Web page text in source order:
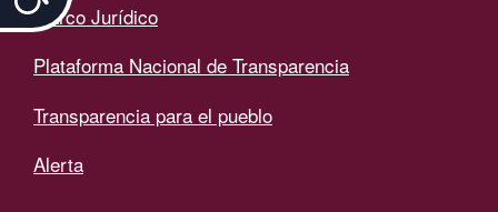
Marco Jurídico
Plataforma Nacional de Transparencia
Transparencia para el pueblo
Alerta